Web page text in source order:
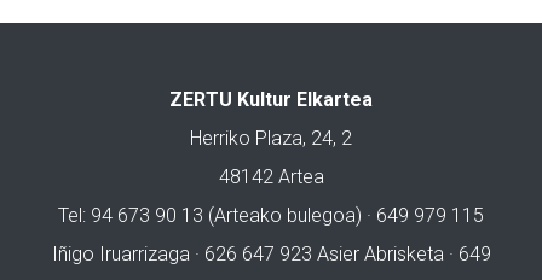
ZERTU Kultur Elkartea
Herriko Plaza, 24, 2
48142 Artea
Tel: 94 673 90 13 (Arteako bulegoa) · 649 979 115
Iñigo Iruarrizaga · 626 647 923 Asier Abrisketa · 649